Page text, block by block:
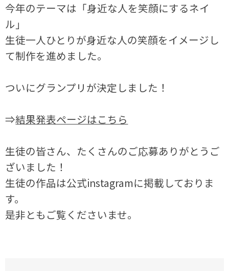
今年のテーマは「身近な人を笑顔にするネイ
ル」
生徒一人ひとりが身近な人の笑顔をイメージし
て制作を進めました。
ついにグランプリが決定しました！
⇒結果発表ページはこちら
生徒の皆さん、たくさんのご応募ありがとうご
ざいました！
生徒の作品は公式instagramに掲載しておりま
す。
是非ともご覧くださいませ。